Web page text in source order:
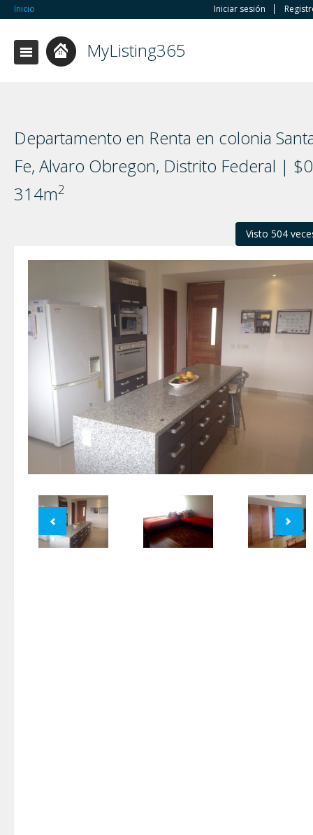
Inicio Iniciar sesión
MyListing365
Departamento en Renta en colonia
Fe, Alvaro Obregon, Distrito Federal |
314m2
Visto 504